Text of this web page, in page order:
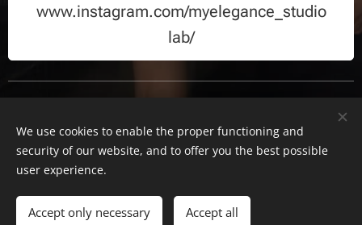
www.instagram.com/myelegance_studio
lab/
COPYRIGHT MYE PHOTOGRAPHY 2025
Languages
Italiano
English
We use cookies to enable the proper functioning and
security of our website, and to offer you the best possible
user experience.
Accept only necessary Accept all